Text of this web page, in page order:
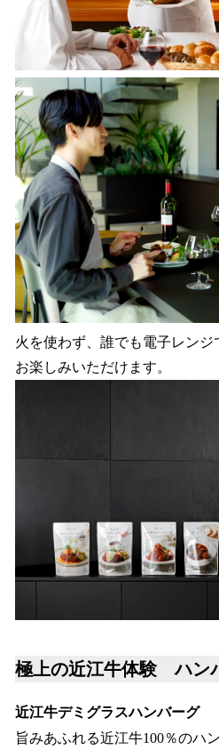
火を使わず、誰でも電子レン
お楽しみいただけます。
極上の近江牛体験 ハン
近江牛デミグラスハンバーグ
旨みあふれる近江牛100％のハ